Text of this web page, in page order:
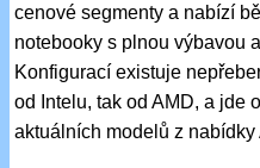
cenové segmenty a nabízí
notebooky s plnou výbavou
Konfigurací existuje
od Intelu, tak od AMD, a jde
aktuálních modelů z nabídky